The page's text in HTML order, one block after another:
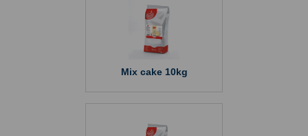
Mix cake 10kg